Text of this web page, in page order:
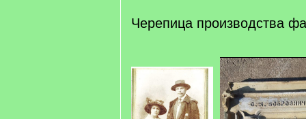
Черепица производства